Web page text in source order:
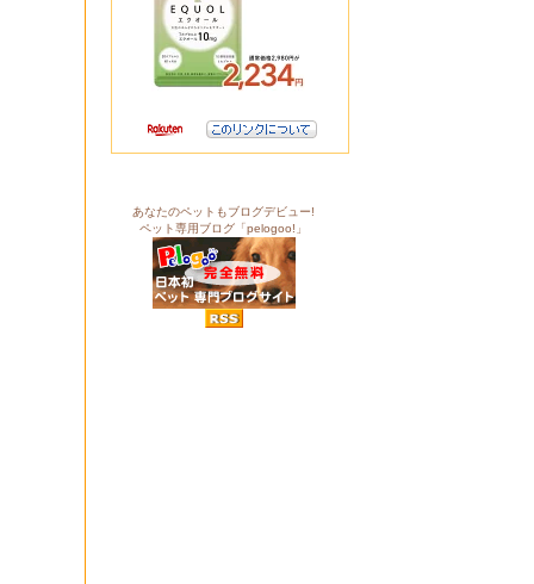
あなたのペットもブログデビュー!
ペット専用ブログ「pelogoo!」